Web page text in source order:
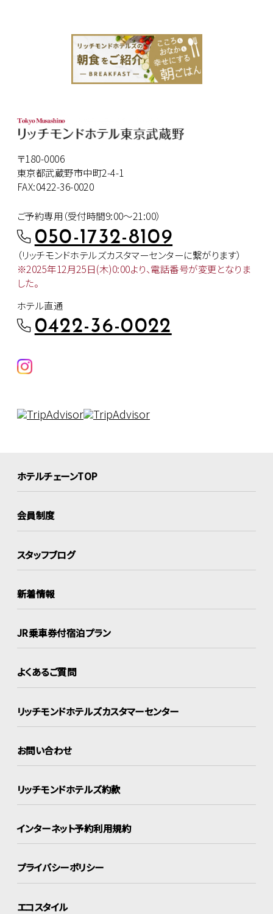
〒180-0006
東京都武蔵野市中町2-4-1
FAX:0422-36-0020
ご予約専用（受付時間9:00～21:00）
050-1732-8109
（リッチモンドホテルズカスタマーセンターに繋がります）
※2025年12月25日(木)0:00より、電話番号が変更となりま
した。
ホテル直通
0422-36-0022
ホテルチェーンTOP
会員制度
スタッフブログ
新着情報
JR乗車券付宿泊プラン
よくあるご質問
リッチモンドホテルズカスタマーセンター
お問い合わせ
リッチモンドホテルズ約款
インターネット予約利用規約
プライバシーポリシー
エコスタイル